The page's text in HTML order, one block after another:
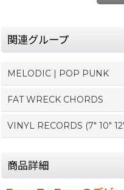
関連グループ
MELODIC | POP PUNK
FAT WRECK CHORDS
VINYL RECORDS (7" 10"
商品詳細